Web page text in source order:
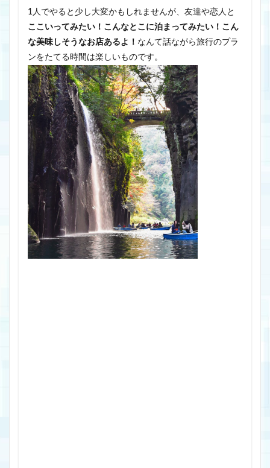
1人でやると少し大変かもしれませんが、友達や恋人と
ここいってみたい！こんなとこに泊まってみたい！こん
な美味しそうなお店あるよ！ なんて話ながら旅行のプラ
ンをたてる時間は楽しいものです。